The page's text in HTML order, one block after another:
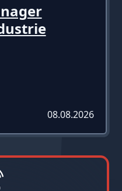
08.08.2026